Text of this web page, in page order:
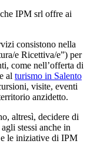
IPM srl offre ai
consistono nella
e Ricettiva/e”) per
come nell’offerta di
al turismo in Salento
visite, eventi
anzidetto.
altresì, decidere di
stessi anche in
le iniziative di IPM